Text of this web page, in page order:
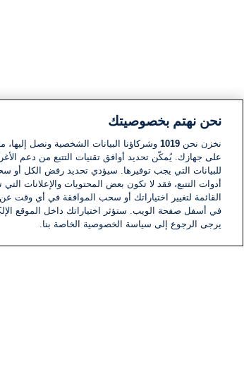
نحن نهتم بخصوصيتك
نخزن نحن 1019 وشركاؤنا البيانات الشخصية ونصل إليها،
على جهازك. يُمكّن تحديد أوافق تقنيات التتبع من دعم
للبيانات التي يجب توفيرها. سيؤدي تحديد رفض الكل أو
أدوات التتبع، فقد لا تكون بعض المحتويات والإعلانات
القائمة لتغيير اختياراتك أو سحب الموافقة في أي وقت
في أسفل صفحة الويب. ستؤثر اختياراتك داخل الموقع
يرجى الرجوع إلى سياسة الخصوصية الخاصة بنا.